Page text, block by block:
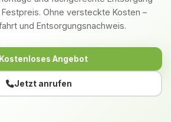
Ohne versteckte Kosten –
und Entsorgungsnachweis.
Angebot
Jetzt anrufen